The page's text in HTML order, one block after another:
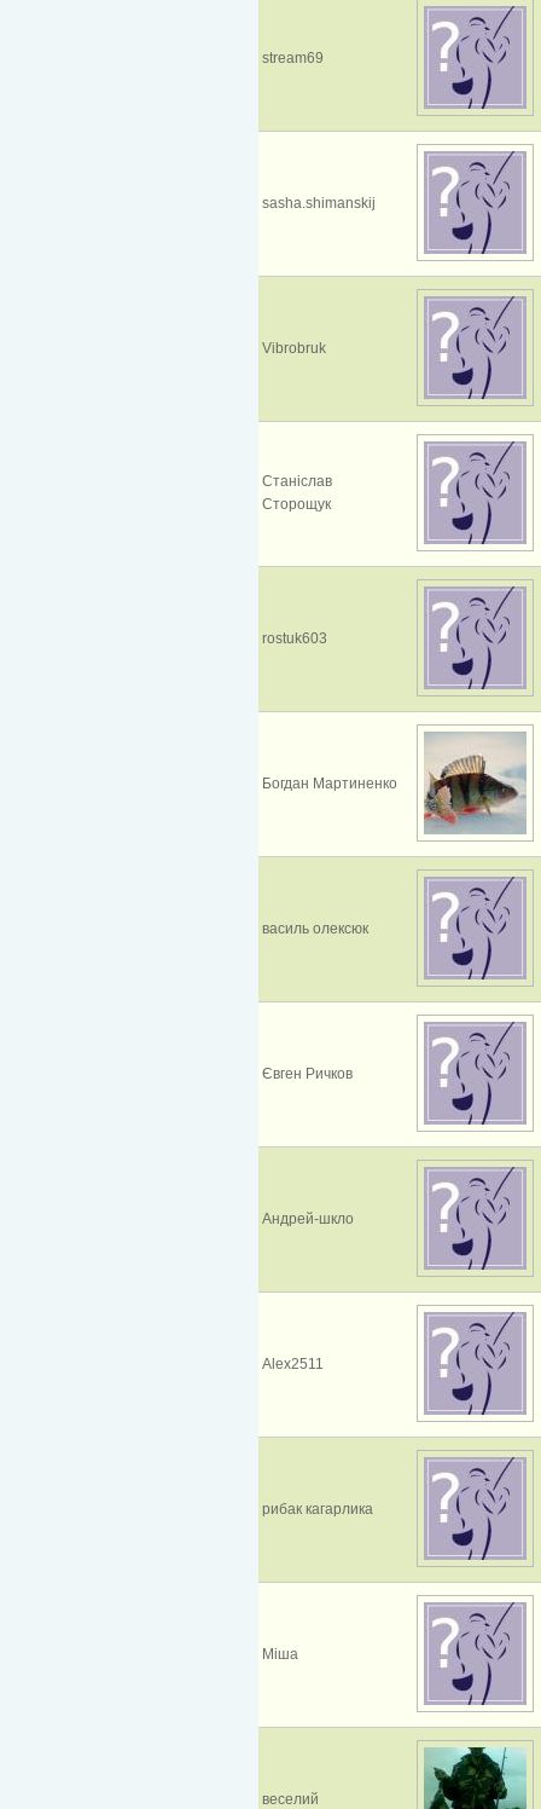
stream69
sasha.shimanskij
Vibrobruk
Станіслав
Сторощук
rostuk603
Богдан Мартиненко
василь олексюк
Євген Ричков
Андрей-шкло
Alex2511
рибак кагарлика
Міша
веселий